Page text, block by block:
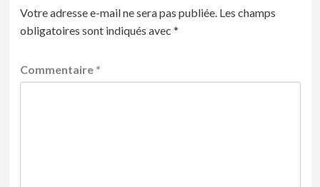
Votre adresse e-mail ne sera pas publiée. Les champs
obligatoires sont indiqués avec *
Commentaire *